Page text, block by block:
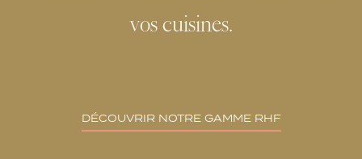
vos cuisines.
DÉCOUVRIR NOTRE GAMME RHF